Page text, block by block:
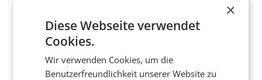
FacebookTwitter MessengerWhatsAppLinkedIn Teilen
×
Diese Webseite verwendet
Cookies.
Wir verwenden Cookies, um die
Benutzerfreundlichkeit unserer Website zu